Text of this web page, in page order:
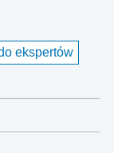
ekspertów